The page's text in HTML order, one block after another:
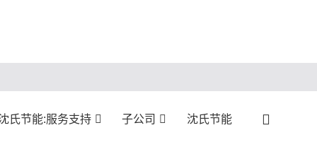
氏节能:服务支持 子公司 沈氏节能